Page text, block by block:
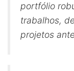
portfólio
trabalhos,
projetos